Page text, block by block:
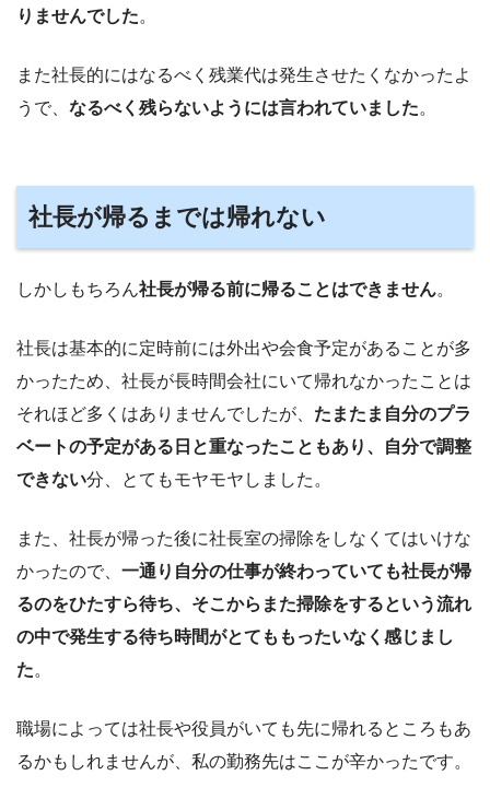
りませんでした。
また社長的にはなるべく残業代は発生させたくなかったよ
うで、 なるべく残らないようには言われていました。
社長が帰るまでは帰れない
しかしもちろん社長が帰る前に帰ることはできません。
社長は基本的に定時前には外出や会食予定があることが多
かったため、社長が長時間会社にいて帰れなかったことは
それほど多くはありませんでしたが、 たまたま自分のプラ
ベートの予定がある日と重なったこともあり、自分で調整
できない分、とてもモヤモヤしました。
また、社長が帰った後に社長室の掃除をしなくてはいけな
かったので、 一通り自分の仕事が終わっていても社長が帰
るのをひたすら待ち、そこからまた掃除をするという流れ
の中で発生する待ち時間がとてももったいなく感じまし
た。
職場によっては社長や役員がいても先に帰れるところもあ
るかもしれませんが、私の勤務先はここが辛かったです。